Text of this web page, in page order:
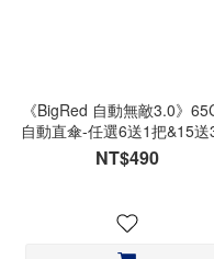
《BigRed 自動無敵3.0》
自動直傘-任選6送1把&15送
(不合併其他優惠)
NT$490